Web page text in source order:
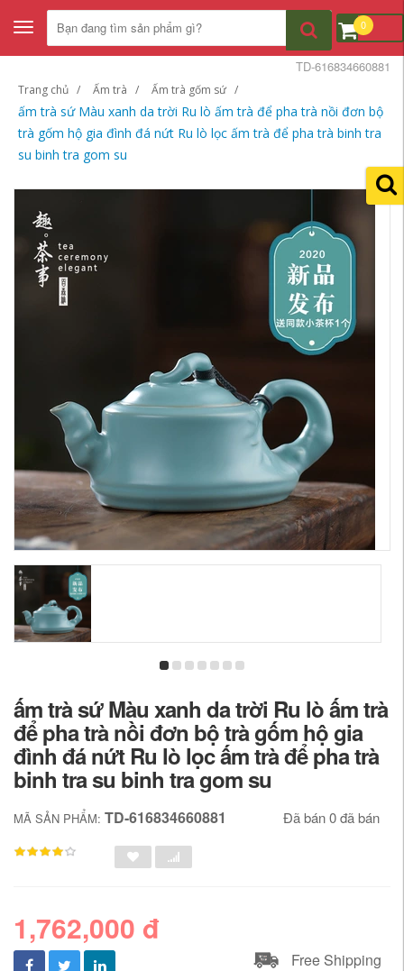
Toggle
navigation
0
Trang chủ Ấm trà Ấm trà gốm sứ
ấm trà sứ Màu xanh da trời Ru lò ấm trà để pha trà nồi đơn bộ
trà gốm hộ gia đình đá nứt Ru lò lọc ấm trà để pha trà binh tra
su binh tra gom su
TD-616834660881
ấm trà sứ Màu xanh da trời Ru lò ấm trà
để pha trà nồi đơn bộ trà gốm hộ gia
đình đá nứt Ru lò lọc ấm trà để pha trà
binh tra su binh tra gom su
MÃ SẢN PHẨM: TD-616834660881 Đã bán 0 đã bán
1,762,000 đ
Free Shipping